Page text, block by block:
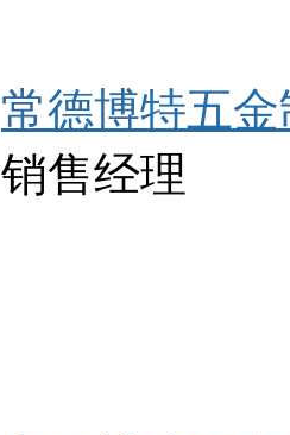
常德博特五
销售经理